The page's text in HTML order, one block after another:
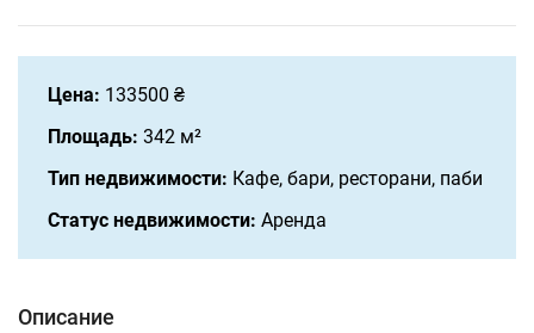
Цена: 133500 ₴
Площадь: 342 м²
Тип недвижимости: Кафе, бари, ресторани, паби
Статус недвижимости: Аренда
Описание